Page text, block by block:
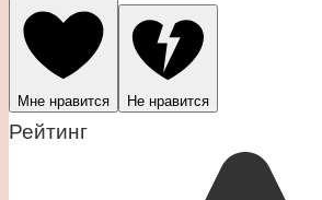
Мне нравится Не нравится
Рейтинг